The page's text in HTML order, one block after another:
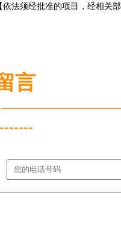
【依法须经批准的项目，经相关
言